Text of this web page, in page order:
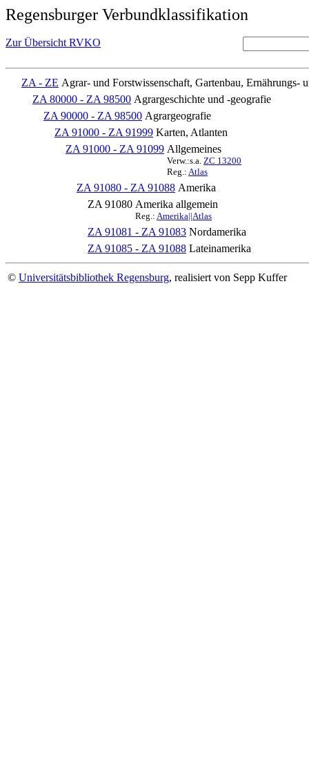
Regensburger Verbundklassifikation
Zur Übersicht RVKO
ZA - ZE Agrar- und Forstwissenschaft, Gartenbau, Ernährungs-
ZA 80000 - ZA 98500 Agrargeschichte und -geografie
ZA 90000 - ZA 98500 Agrargeografie
ZA 91000 - ZA 91999 Karten, Atlanten
ZA 91000 - ZA 91099 Allgemeines
Verw.:s.a. ZC 13200
Reg.: Atlas
ZA 91080 - ZA 91088 Amerika
ZA 91080 Amerika allgemein
Reg.: Amerika||Atlas
ZA 91081 - ZA 91083 Nordamerika
ZA 91085 - ZA 91088 Lateinamerika
© Universitätsbibliothek Regensburg, realisiert von Sepp Kuffer